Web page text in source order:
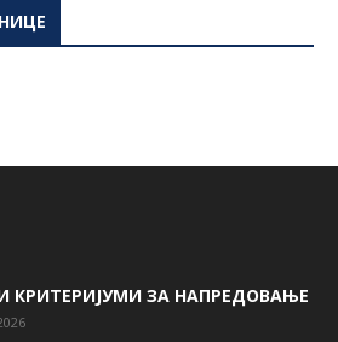
КРИТЕРИЈУМИ ЗА НАПРЕДОВАЊЕ